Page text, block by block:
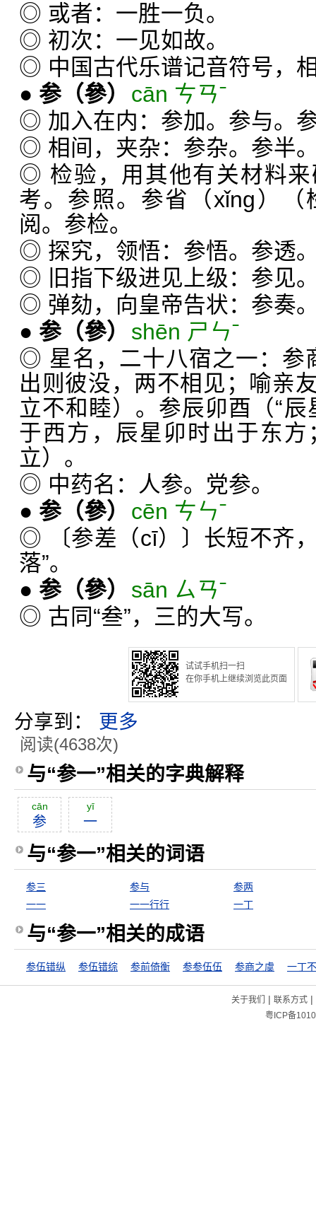
◎ 或者：一胜一负。
◎ 初次：一见如故。
◎ 中国古代乐谱记音符号，
● 参（參）
cān ㄘㄢˉ
◎ 加入在内：参加。参与。
◎ 相间，夹杂：参杂。参半
◎ 检验，用其他有关材料
考。参照。参省（xǐng）
阅。参检。
◎ 探究，领悟：参悟。参透
◎ 旧指下级进见上级：参见
◎ 弹劾，向皇帝告状：参奏
● 参（參）
shēn ㄕㄣˉ
◎ 星名，二十八宿之一：参
出则彼没，两不相见；喻亲
立不和睦）。参辰卯酉（“
于西方，辰星卯时出于东
立）。
◎ 中药名：人参。党参。
● 参（參）
cēn ㄘㄣˉ
◎ 〔参差（cī）〕长短不齐，
落”。
● 参（參）
sān ㄙㄢˉ
◎ 古同“叁”，三的大写。
试试手机扫一扫
在你手机上继续浏览此页面
分享到： 更多
阅读(4638次)
与“参一”相关的字典解释
cān
参
yī
一
与“参一”相关的词语
参三 参与
参两
一一
一一行行 一丁
与“参一”相关的成语
参伍错纵 参伍错综 参前倚衡 参参伍伍 参商之虞 一丁
关于我们 | 联系方式|
粤ICP备